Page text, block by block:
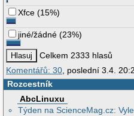
Xfce (15%)
jiné/žádné (23%)
Celkem 2333 hlasů
Komentářů: 30, poslední 3.4.
Rozcestník
AbcLinuxu
Týden na ScienceMag.cz: